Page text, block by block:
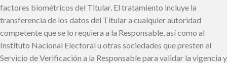
factores biométricos del Titular. El tratamiento incluye la
transferencia de los datos del Titular a cualquier autoridad
competente que se lo requiera a la Responsable, así como al
Instituto Nacional Electoral u otras sociedades que presten el
Servicio de Verificación a la Responsable para validar la vigencia y